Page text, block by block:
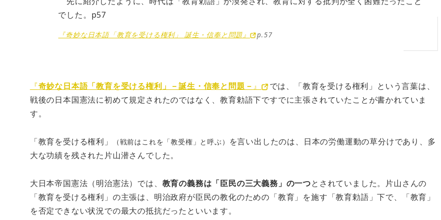
でした。p57
『奇妙な日本語「教育を受ける権利」 誕生・信奉と問題』 p.57
『奇妙な日本語「教育を受ける権利」－誕生・信奉と問題－ 』
では、「教育を受ける権利」という言葉は、
戦後の日本国憲法に初めて規定されたのではなく、教育勅語下ですでに主張されていたことが書かれていま
す。
「教育を受ける権利」 （戦前はこれを「教受権」と呼ぶ）
を言い出したのは、日本の労働運動の草分けであり、多
大な功績を残された片山潜さんでした。
大日本帝国憲法（明治憲法）では、 教育の義務は「臣民の三大義務」の一つとされていました。片山さんの
「教育を受ける権利」の主張は、明治政府が臣民の教化のための「教育」を施す「教育勅語」下で、「教育」
を否定できない状況での最大の抵抗だったといいます。